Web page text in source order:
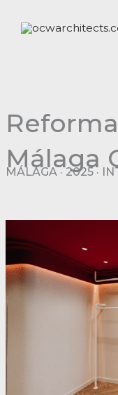
Málaga
MÁLAGA · 2025 ·